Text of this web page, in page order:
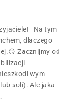
Na tym
dlaczego
Zacznijmy od
soli). Ale jaka